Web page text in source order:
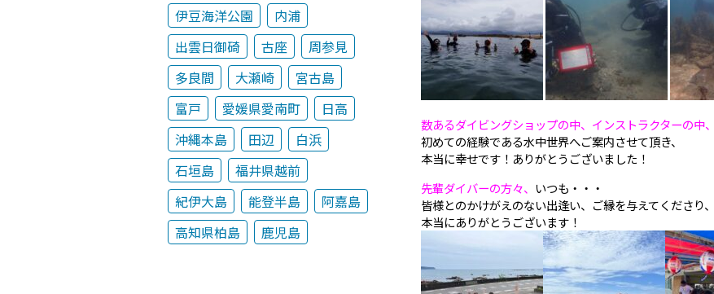
数あるダイビングショップの中、インストラクターの中、
初めての経験である水中世界へご案内させて頂き、
本当に幸せです！ありがとうございました！
先輩ダイバーの方々、 いつも・・・
皆様とのかけがえのない出逢い、ご縁を与えてくださり、
本当にありがとうございます！
伊豆海洋公園
内浦
出雲日御碕
古座
周参見
多良間
大瀬崎
宮古島
富戸
愛媛県愛南町
日高
沖縄本島
田辺
白浜
石垣島
福井県越前
紀伊大島
能登半島
阿嘉島
高知県柏島
鹿児島